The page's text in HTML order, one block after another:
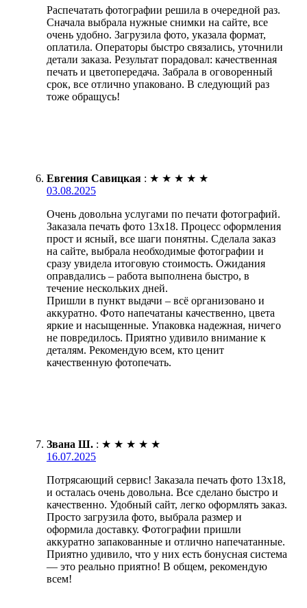
Распечатать фотографии решила в очередной раз.
Сначала выбрала нужные снимки на сайте, все
очень удобно. Загрузила фото, указала формат,
оплатила. Операторы быстро связались, уточнили
детали заказа. Результат порадовал: качественная
печать и цветопередача. Забрала в оговоренный
срок, все отлично упаковано. В следующий раз
тоже обращусь!
Евгения Савицкая : ★ ★ ★ ★ ★
03.08.2025
Очень довольна услугами по печати фотографий.
Заказала печать фото 13х18. Процесс оформления
прост и ясный, все шаги понятны. Сделала заказ
на сайте, выбрала необходимые фотографии и
сразу увидела итоговую стоимость. Ожидания
оправдались – работа выполнена быстро, в
течение нескольких дней.
Пришли в пункт выдачи – всё организовано и
аккуратно. Фото напечатаны качественно, цвета
яркие и насыщенные. Упаковка надежная, ничего
не повредилось. Приятно удивило внимание к
деталям. Рекомендую всем, кто ценит
качественную фотопечать.
Звана Ш. : ★ ★ ★ ★ ★
16.07.2025
Потрясающий сервис! Заказала печать фото 13х18,
и осталась очень довольна. Все сделано быстро и
качественно. Удобный сайт, легко оформлять заказ.
Просто загрузила фото, выбрала размер и
оформила доставку. Фотографии пришли
аккуратно запакованные и отлично напечатанные.
Приятно удивило, что у них есть бонусная система
— это реально приятно! В общем, рекомендую
всем!